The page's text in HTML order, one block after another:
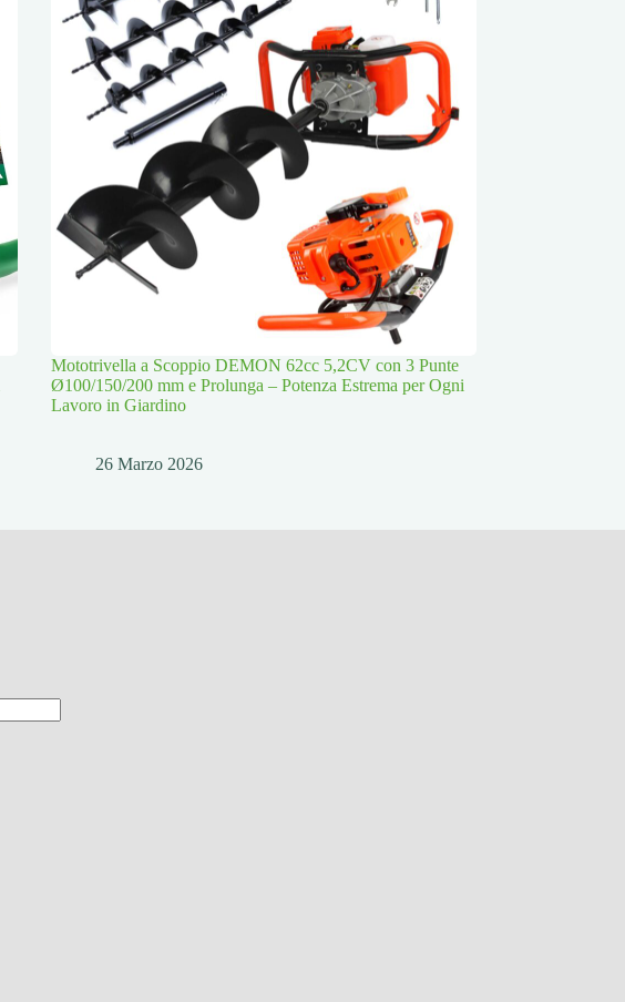
Mototrivella a Scoppio DEMON 62cc 5,2CV con 3 Punte
Ø100/150/200 mm e Prolunga – Potenza Estrema per Ogni
Lavoro in Giardino
26 Marzo 2026